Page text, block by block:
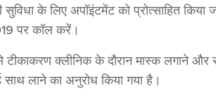
सुविधा के लिए अपॉइंटमेंट को प्रोत्साहित
पर कॉल करें।
टीकाकरण क्लीनिक के दौरान मास्क लगाने और
साथ लाने का अनुरोध किया गया है।